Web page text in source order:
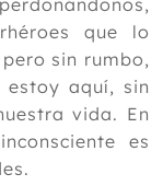
que lo
sin rumbo,
aquí, sin
vida. En
es